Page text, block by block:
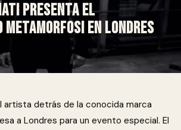
presenta el
en Londres
artista detrás de la conocida marca
a Londres para un evento especial. El